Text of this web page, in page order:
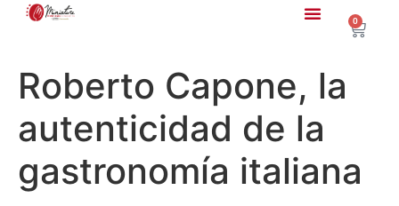
0
Roberto Capone, la
autenticidad de la
gastronomía italiana